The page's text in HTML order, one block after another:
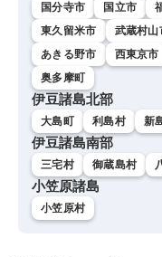
国分寺市
国立市
東久留米市
武蔵村山
あきる野市
西東京市
奥多摩町
伊豆諸島北部
大島町 利島村 新
伊豆諸島南部
三宅村 御蔵島村
小笠原諸島
小笠原村